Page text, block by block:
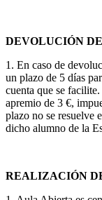
DEVOLUCIÓN
1. En caso de
un plazo de 5 días
cuenta que se
apremio de 3 €,
plazo no se resuelve
dicho alumno de la
REALIZACIÓN